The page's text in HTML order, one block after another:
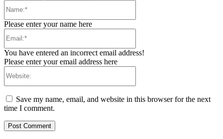
Please enter your name here
You have entered an incorrect email address!
Please enter your email address here
Save my name, email, and website in this browser for the next
time I comment.